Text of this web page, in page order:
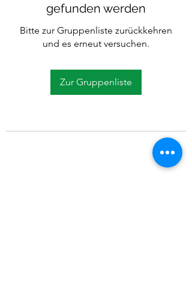
gefunden werden
Bitte zur Gruppenliste zurückkehren
und es erneut versuchen.
Zur Gruppenliste